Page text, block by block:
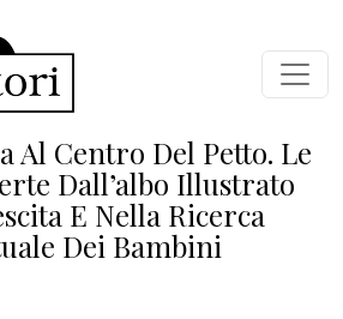
Al Centro Del Petto. Le
Dall’albo Illustrato
E Nella Ricerca
Dei Bambini